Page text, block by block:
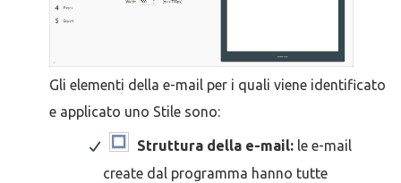
Gli elementi della e-mail per i quali viene identificato
e applicato uno Stile sono:
Struttura della e-mail: le e-mail
create dal programma hanno tutte